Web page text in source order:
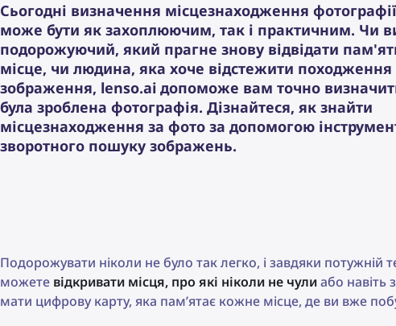
Сьогодні визначення місцезнаходження фотографії
може бути як захоплюючим, так і практичним. Чи
подорожуючий, який прагне знову відвідати
місце, чи людина, яка хоче відстежити походження
зображення, lenso.ai допоможе вам точно
була зроблена фотографія. Дізнайтеся, як знайти
місцезнаходження за фото за допомогою
зворотного пошуку зображень.
Подорожувати ніколи не було так легко, і завдяки потужній
можете відкривати місця, про які ніколи не чулиабо навіть
мати цифрову карту, яка пам’ятає кожне місце, де ви вже